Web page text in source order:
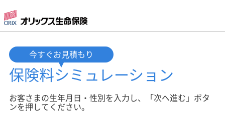
今すぐお見積もり
保険料シミュレーション
お客さまの生年月日・性別を入力し、「次へ進む」ボタ
ンを押してください。